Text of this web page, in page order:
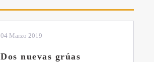
01 Febrero 2019
La botella aún no está